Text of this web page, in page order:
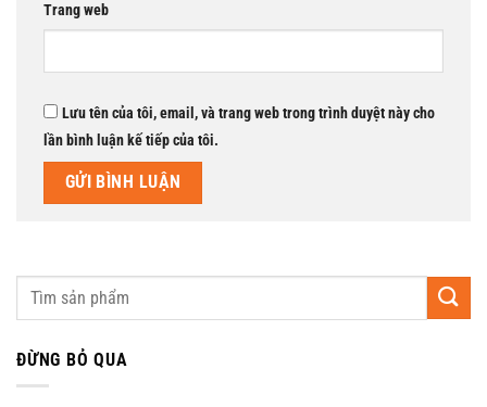
Trang web
Lưu tên của tôi, email, và trang web trong trình duyệt này cho
lần bình luận kế tiếp của tôi.
ĐỪNG BỎ QUA